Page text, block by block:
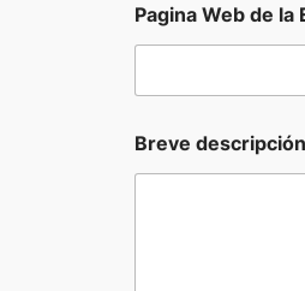
i
s
i
r
C
Pagina Web de la
Breve